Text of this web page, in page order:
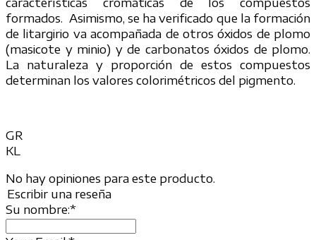
formados. Asimismo, se ha verificado que la formación
de litargirio va acompañada de otros óxidos de plomo
(masicote y minio) y de carbonatos óxidos de plomo.
La naturaleza y proporción de estos compuestos
determinan los valores colorimétricos del pigmento.
GR
KL
No hay opiniones para este producto.
Escribir una reseña
Su nombre:*